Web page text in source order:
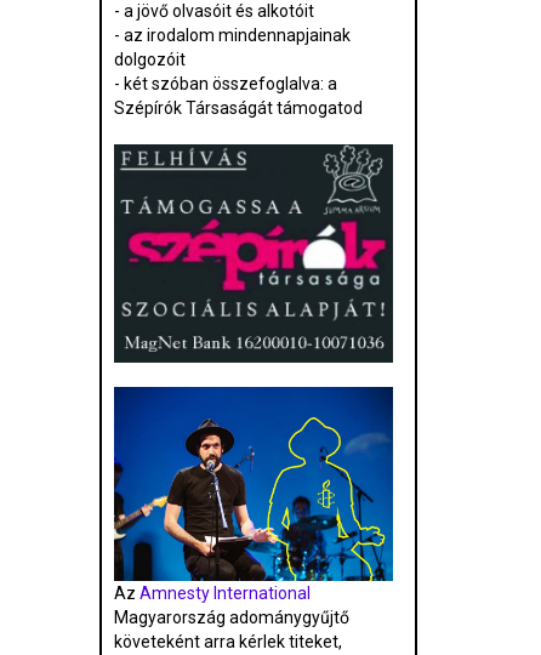
- a jövő olvasóit és alkotóit
- az irodalom mindennapjainak
dolgozóit
- két szóban összefoglalva: a
Szépírók Társaságát támogatod
Az Amnesty International
Magyarország adománygyűjtő
követeként arra kérlek titeket,